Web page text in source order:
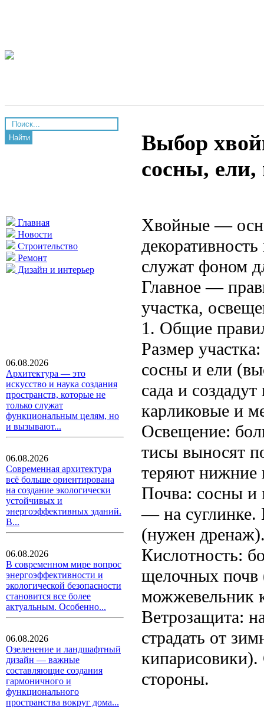
Найти
Главная
Новости
Строительство
Ремонт
Дизайн и интерьер
06.08.2026
Архитектура — это
искусство и наука создания
пространств, которые не
только служат
функциональным целям, но
и вызывают...
06.08.2026
Современная архитектура
всё больше ориентирована
на создание экологически
устойчивых и
энергоэффективных зданий.
В...
06.08.2026
В современном мире вопрос
энергоэффективности и
экологической безопасности
становится все более
актуальным. Особенно...
06.08.2026
Озеленение и ландшафтный
дизайн — важные
составляющие создания
гармоничного и
функционального
пространства вокруг дома...
Выбор
сосны,
Хвойные —
служат фоном
Главное —
участка,
1. Общие
Размер
сосны и ели
сада и
карликовые и
Освещение:
тисы выносят
теряют нижние
Почва: сосны и
— на суглинке.
(нужен
Кислотность:
щелочных почв
можжевельник
Ветрозащита:
страдать от
стороны.